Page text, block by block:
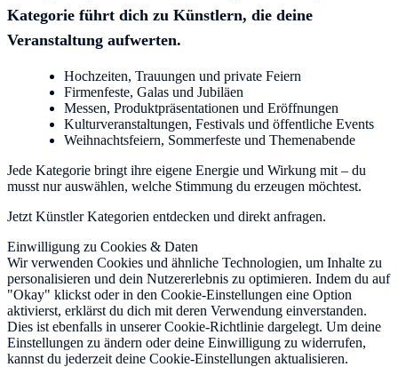
Kategorie führt dich zu Künstlern, die deine
Veranstaltung aufwerten.
Hochzeiten, Trauungen und private Feiern
Firmenfeste, Galas und Jubiläen
Messen, Produktpräsentationen und Eröffnungen
Kulturveranstaltungen, Festivals und öffentliche Events
Weihnachtsfeiern, Sommerfeste und Themenabende
Jede Kategorie bringt ihre eigene Energie und Wirkung mit – du
musst nur auswählen, welche Stimmung du erzeugen möchtest.
Jetzt Künstler Kategorien entdecken und direkt anfragen.
Einwilligung zu Cookies & Daten
Wir verwenden Cookies und ähnliche Technologien, um Inhalte zu
personalisieren und dein Nutzererlebnis zu optimieren. Indem du auf
"Okay" klickst oder in den Cookie-Einstellungen eine Option
aktivierst, erklärst du dich mit deren Verwendung einverstanden.
Dies ist ebenfalls in unserer Cookie-Richtlinie dargelegt. Um deine
Einstellungen zu ändern oder deine Einwilligung zu widerrufen,
kannst du jederzeit deine Cookie-Einstellungen aktualisieren.